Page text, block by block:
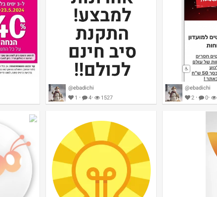
@ebadichi
2 · 0·
גילת טלקום למזמינים היום התקנת
סיב חינם!
@ebadichi
1 · 4· 1527
40% הנחה בPlace